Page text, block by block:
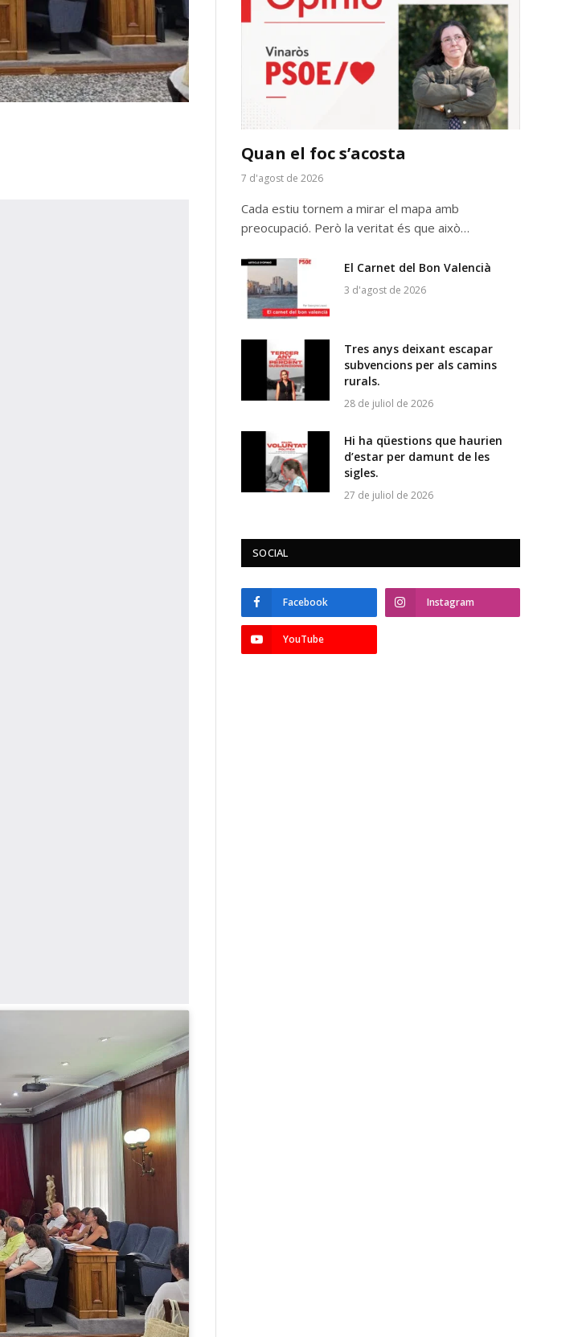
Quan el foc s’acosta
7 d'agost de 2026
Cada estiu tornem a mirar el mapa amb
preocupació. Però la veritat és que això…
El Carnet del Bon Valencià
3 d'agost de 2026
Tres anys deixant escapar
subvencions per als camins
rurals.
28 de juliol de 2026
Hi ha qüestions que haurien
d’estar per damunt de les
sigles.
27 de juliol de 2026
SOCIAL
Facebook Instagram
YouTube